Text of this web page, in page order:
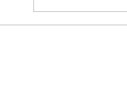
האחריות על
ואיכותה מוטלת על